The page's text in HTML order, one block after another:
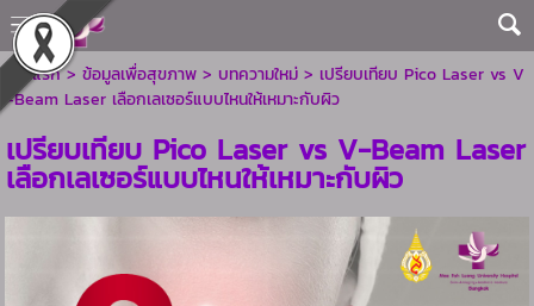
หน้าแรก> ข้อมูลเพื่อสุขภาพ> บทความใหม่> เปรียบเทียบ Pico Laser vs V
-Beam Laser เลือกเลเซอร์แบบไหนให้เหมาะกับผิว
เปรียบเทียบ Pico Laser vs V-Beam Laser
เลือกเลเซอร์แบบไหนให้เหมาะกับผิว